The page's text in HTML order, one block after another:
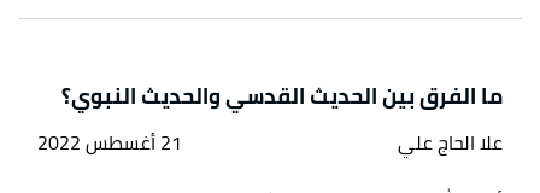
ما الفرق بين الحديث القدسي والحديث النبوي؟
علا الحاج علي 21 أغسطس 2022